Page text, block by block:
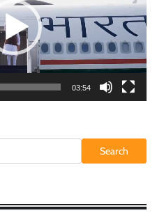
03:54
Search